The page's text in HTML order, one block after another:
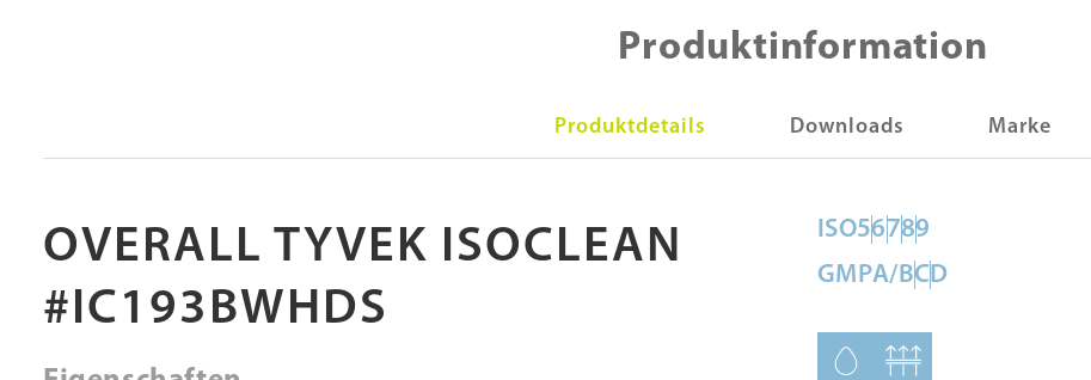
Produktinformation
Produktdetails Downloads Marke
OVERALL TYVEK ISOCLEAN
#IC193BWHDS
ISO56789
GMPA/BCD